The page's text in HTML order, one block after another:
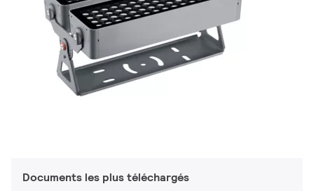
Documents les plus téléchargés